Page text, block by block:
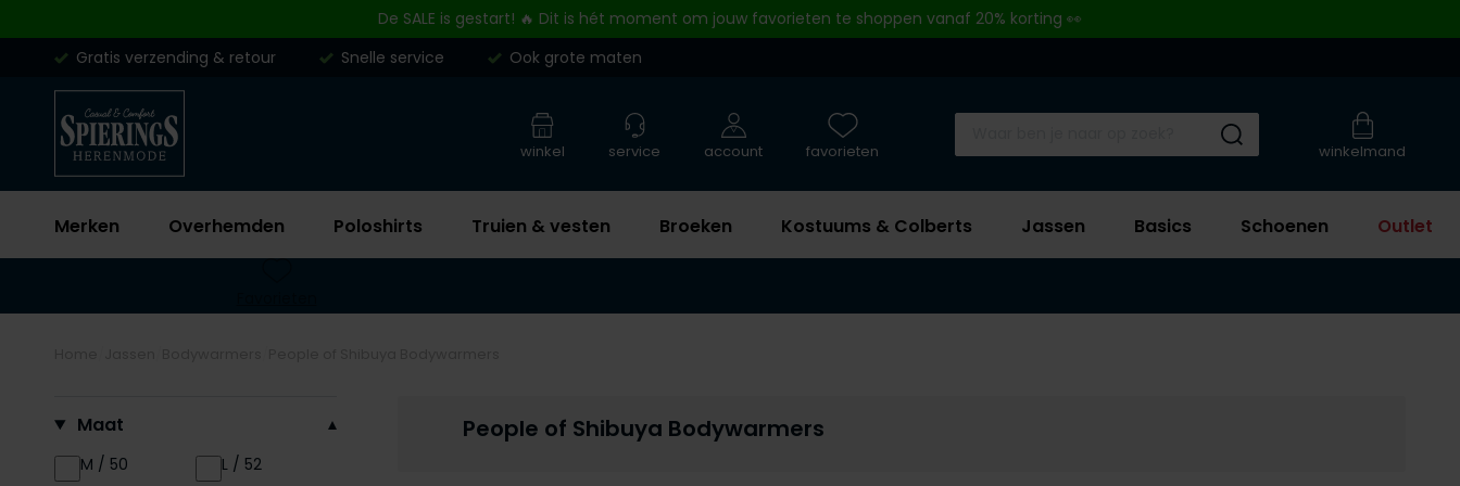
De SALE is gestart! 🔥 Dit is hét moment om jouw favorieten te shoppen vanaf 20% korting 👀
Gratis verzending & retour
Snelle service Ook grote maten
winkelmand
Submit search
Merken Overhemden Poloshirts Truien & vesten Broeken Kostuums & Colberts Jassen Basics Schoenen Outlet
winkel service account favorieten
People of Shibuya Bodywarmers
Maat
M / 50
L / 52